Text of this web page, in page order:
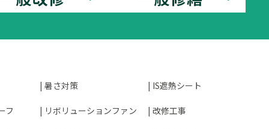
暑さ対策 IS遮熱シート
フ リボリューションファン 改修工事